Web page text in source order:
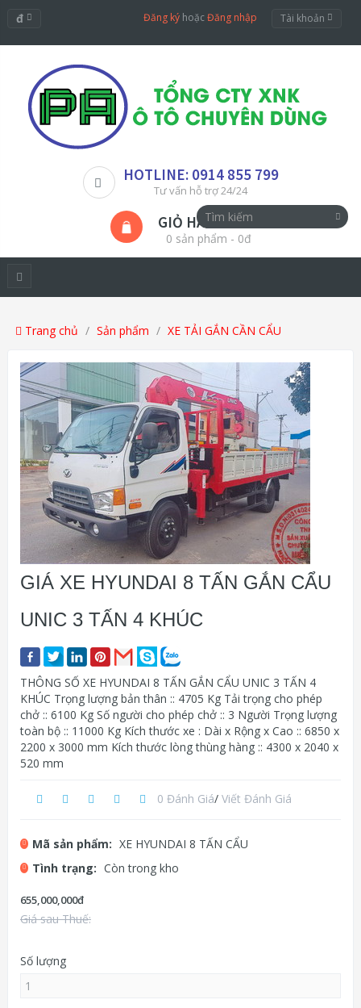
đ Đăng ký hoặcĐăng nhập Tài khoản
HOTLINE: 0914 855 799
Tư vấn hỗ trợ 24/24
GIỎ HÀNG
0 sản phẩm - 0đ
Trang chủ Sản phẩm XE TẢI GẮN CẦN CẨU
GIÁ XE HYUNDAI 8 TẤN GẮN CẨU
UNIC 3 TẤN 4 KHÚC
THÔNG SỐ XE HYUNDAI 8 TẤN GẮN CẨU UNIC 3 TẤN 4
KHÚC Trọng lượng bản thân :: 4705 Kg Tải trọng cho phép
chở :: 6100 Kg Số người cho phép chở :: 3 Người Trọng lượng
toàn bộ :: 11000 Kg Kích thước xe : Dài x Rộng x Cao :: 6850 x
2200 x 3000 mm Kích thước lòng thùng hàng :: 4300 x 2040 x
520 mm
0 Đánh Giá/ Viết Đánh Giá
Mã sản phẩm: XE HYUNDAI 8 TẤN CẨU
Tình trạng: Còn trong kho
655,000,000đ
Giá sau Thuế:
Số lượng